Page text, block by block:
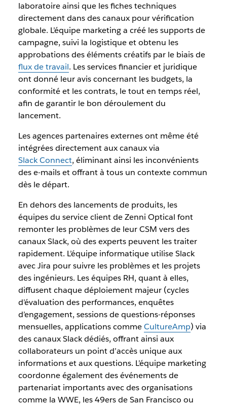
laboratoire ainsi que les fiches techniques
directement dans des canaux pour vérification
globale. L’équipe marketing a créé les supports de
campagne, suivi la logistique et obtenu les
approbations des éléments créatifs par le biais de
flux de travail. Les services financier et juridique
ont donné leur avis concernant les budgets, la
conformité et les contrats, le tout en temps réel,
afin de garantir le bon déroulement du
lancement.
Les agences partenaires externes ont même été
intégrées directement aux canaux via
Slack Connect, éliminant ainsi les inconvénients
des e-mails et offrant à tous un contexte commun
dès le départ.
En dehors des lancements de produits, les
équipes du service client de Zenni Optical font
remonter les problèmes de leur CSM vers des
canaux Slack, où des experts peuvent les traiter
rapidement. L’équipe informatique utilise Slack
avec Jira pour suivre les problèmes et les projets
des ingénieurs. Les équipes RH, quant à elles,
diffusent chaque déploiement majeur (cycles
d’évaluation des performances, enquêtes
d’engagement, sessions de questions-réponses
mensuelles, applications commeCultureAmp) via
des canaux Slack dédiés, offrant ainsi aux
collaborateurs un point d’accès unique aux
informations et aux questions. L’équipe marketing
coordonne également des événements de
partenariat importants avec des organisations
comme la WWE, les 49ers de San Francisco ou